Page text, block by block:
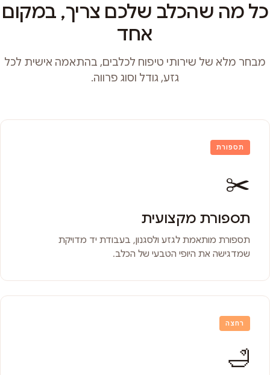
כל מה שהכלב שלכם צריך, במקום
אחד
מבחר מלא של שירותי טיפוח לכלבים, בהתאמה אישית לכל
גזע, גודל וסוג פרווה.
תספורת
✂️
תספורת מקצועית
תספורת מותאמת לגזע ולסגנון, בעבודת יד מדויקת
שמדגישה את היופי הטבעי של הכלב.
רחצה
🛁